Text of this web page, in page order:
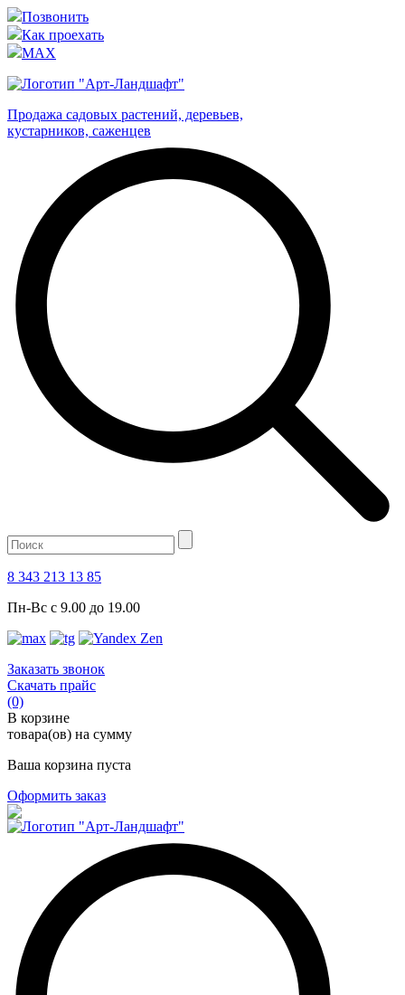
Позвонить
Как проехать
MAX
Продажа садовых растений, деревьев,
кустарников, саженцев
8 343 213 13 85
Пн-Вс с 9.00 до 19.00
Заказать звонок
Скачать прайс
(0)
В корзине
товара(ов) на сумму
Ваша корзина пуста
Оформить заказ